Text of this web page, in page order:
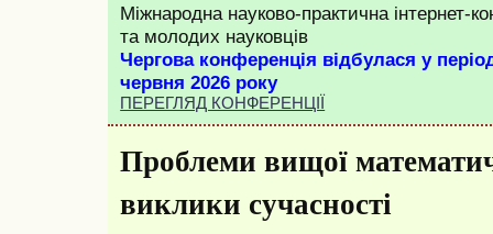
Міжнародна науково-практична інтернет-
та молодих науковців
Чергова конференція відбулася у
червня 2026 року
ПЕРЕГЛЯД КОНФЕРЕНЦІЇ
Проблеми вищої
виклики сучасності